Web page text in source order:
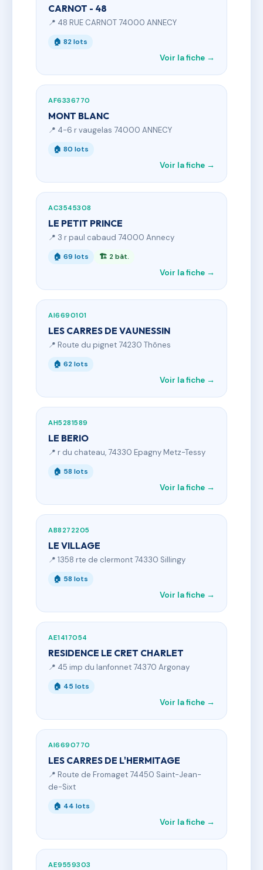
CARNOT - 48
📍 48 RUE CARNOT 74000 ANNECY
🏠 82 lots
Voir la fiche →
AF6336770
MONT BLANC
📍 4-6 r vaugelas 74000 ANNECY
🏠 80 lots
Voir la fiche →
AC3545308
LE PETIT PRINCE
📍 3 r paul cabaud 74000 Annecy
🏠 69 lots 🏗 2 bât.
Voir la fiche →
AI6690101
LES CARRES DE VAUNESSIN
📍 Route du pignet 74230 Thônes
🏠 62 lots
Voir la fiche →
AH5281589
LE BERIO
📍 r du chateau, 74330 Epagny Metz-Tessy
🏠 58 lots
Voir la fiche →
AB8272205
LE VILLAGE
📍 1358 rte de clermont 74330 Sillingy
🏠 58 lots
Voir la fiche →
AE1417054
RESIDENCE LE CRET CHARLET
📍 45 imp du lanfonnet 74370 Argonay
🏠 45 lots
Voir la fiche →
AI6690770
LES CARRES DE L'HERMITAGE
📍 Route de Fromaget 74450 Saint-Jean-
de-Sixt
🏠 44 lots
Voir la fiche →
AE9559303